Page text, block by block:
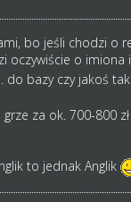
bo jeśli chodzi o
oczywiście o imiona
do bazy czy jakoś tak
za ok. 700-800
to jednak Anglik